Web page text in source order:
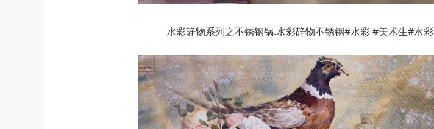
水彩静物系列之不锈钢锅.水彩静物不锈钢#水彩 #美术生#水彩